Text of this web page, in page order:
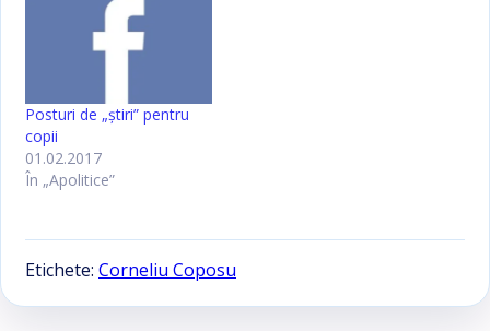
Posturi de „ştiri” pentru
copii
01.02.2017
În „Apolitice”
Etichete: Corneliu Coposu